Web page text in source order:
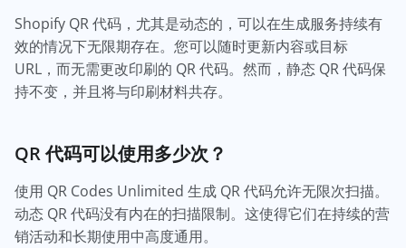
Shopify QR 代码，尤其是动态的，可以在生成服务持续有
效的情况下无限期存在。您可以随时更新内容或目标
URL，而无需更改印刷的 QR 代码。然而，静态 QR 代码保
持不变，并且将与印刷材料共存。
QR 代码可以使用多少次？
使用 QR Codes Unlimited 生成 QR 代码允许无限次扫描。
动态 QR 代码没有内在的扫描限制。这使得它们在持续的营
销活动和长期使用中高度通用。